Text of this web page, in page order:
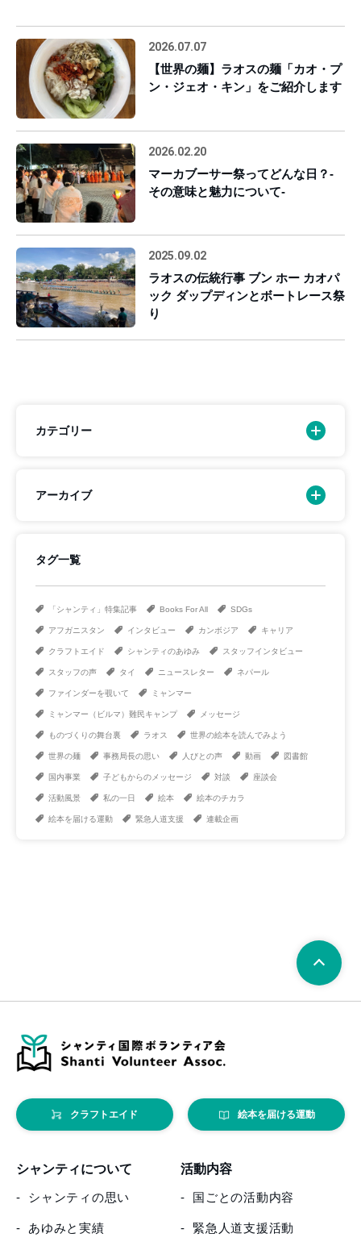
2026.07.07
【世界の麺】ラオスの麺「カオ・プ
ン・ジェオ・キン」をご紹介します
2026.02.20
マーカブーサー祭ってどんな日？-
その意味と魅力について-
2025.09.02
ラオスの伝統行事 ブン ホー カオパ
ック ダップディンとボートレース祭
り
カテゴリー
アーカイブ
タグ一覧
「シャンティ」特集記事 Books For All SDGs
アフガニスタン インタビュー カンボジア キャリア
クラフトエイド シャンティのあゆみ スタッフインタビュー
スタッフの声 タイ ニュースレター ネパール
ファインダーを覗いて ミャンマー
ミャンマー（ビルマ）難民キャンプ メッセージ
ものづくりの舞台裏 ラオス 世界の絵本を読んでみよう
世界の麺 事務局長の思い 人びとの声 動画 図書館
国内事業 子どもからのメッセージ 対談 座談会
活動風景 私の一日 絵本 絵本のチカラ
絵本を届ける運動 緊急人道支援 連載企画
クラフトエイド 絵本を届ける運動
シャンティについて
シャンティの思い
あゆみと実績
活動内容
国ごとの活動内容
緊急人道支援活動